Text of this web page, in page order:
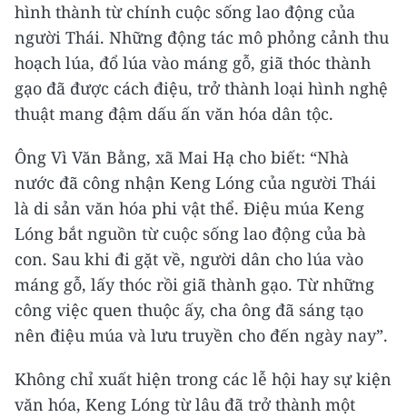
hình thành từ chính cuộc sống lao động của
người Thái. Những động tác mô phỏng cảnh thu
hoạch lúa, đổ lúa vào máng gỗ, giã thóc thành
gạo đã được cách điệu, trở thành loại hình nghệ
thuật mang đậm dấu ấn văn hóa dân tộc.
Ông Vì Văn Bằng, xã Mai Hạ cho biết: “Nhà
nước đã công nhận Keng Lóng của người Thái
là di sản văn hóa phi vật thể. Điệu múa Keng
Lóng bắt nguồn từ cuộc sống lao động của bà
con. Sau khi đi gặt về, người dân cho lúa vào
máng gỗ, lấy thóc rồi giã thành gạo. Từ những
công việc quen thuộc ấy, cha ông đã sáng tạo
nên điệu múa và lưu truyền cho đến ngày nay”.
Không chỉ xuất hiện trong các lễ hội hay sự kiện
văn hóa, Keng Lóng từ lâu đã trở thành một